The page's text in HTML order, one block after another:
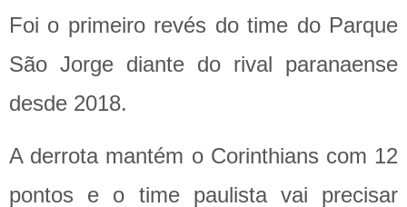
Foi o primeiro revés do time do Parque
São Jorge diante do rival paranaense
desde 2018.
A derrota mantém o Corinthians com 12
pontos e o time paulista vai precisar